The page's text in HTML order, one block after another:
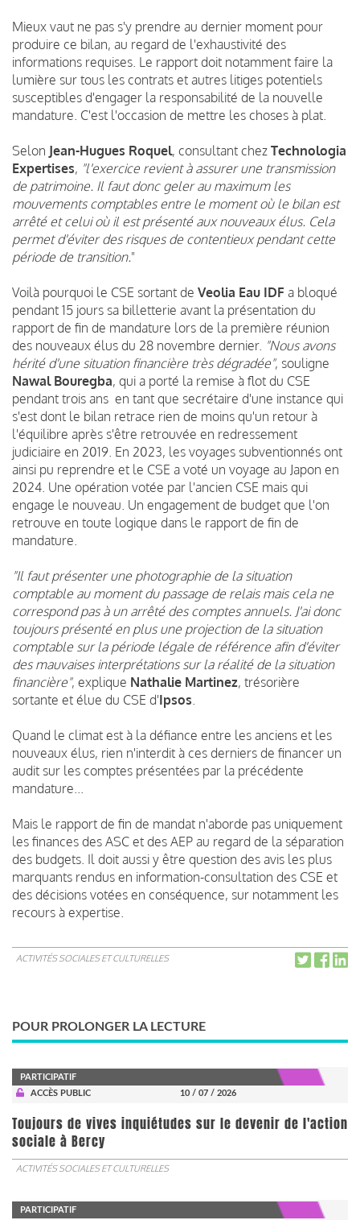
Mieux vaut ne pas s'y prendre au dernier moment pour
produire ce bilan, au regard de l'exhaustivité des
informations requises. Le rapport doit notamment faire la
lumière sur tous les contrats et autres litiges potentiels
susceptibles d'engager la responsabilité de la nouvelle
mandature. C'est l'occasion de mettre les choses à plat.
Selon Jean-Hugues Roquel, consultant chez Technologia
Expertises, "l'exercice revient à assurer une transmission
de patrimoine. Il faut donc geler au maximum les
mouvements comptables entre le moment où le bilan est
arrêté et celui où il est présenté aux nouveaux élus. Cela
permet d'éviter des risques de contentieux pendant cette
période de transition."
Voilà pourquoi le CSE sortant de Veolia Eau IDF a bloqué
pendant 15 jours sa billetterie avant la présentation du
rapport de fin de mandature lors de la première réunion
des nouveaux élus du 28 novembre dernier. "Nous avons
hérité d'une situation financière très dégradée", souligne
Nawal Bouregba, qui a porté la remise à flot du CSE
pendant trois ans en tant que secrétaire d'une instance qui
s'est dont le bilan retrace rien de moins qu'un retour à
l'équilibre après s'être retrouvée en redressement
judiciaire en 2019. En 2023, les voyages subventionnés ont
ainsi pu reprendre et le CSE a voté un voyage au Japon en
2024. Une opération votée par l'ancien CSE mais qui
engage le nouveau. Un engagement de budget que l'on
retrouve en toute logique dans le rapport de fin de
mandature.
"Il faut présenter une photographie de la situation
comptable au moment du passage de relais mais cela ne
correspond pas à un arrêté des comptes annuels. J'ai donc
toujours présenté en plus une projection de la situation
comptable sur la période légale de référence afin d'éviter
des mauvaises interprétations sur la réalité de la situation
financière", explique Nathalie Martinez, trésorière
sortante et élue du CSE d'Ipsos
Quand le climat est à la défiance entre les anciens et les
nouveaux élus, rien n'interdit à ces derniers de financer un
audit sur les comptes présentées par la précédente
mandature...
Mais le rapport de fin de mandat n'aborde pas uniquement
les finances des ASC et des AEP au regard de la séparation
des budgets. Il doit aussi y être question des avis les plus
marquants rendus en information-consultation des CSE et
des décisions votées en conséquence, sur notamment les
recours à expertise.
ACTIVITÉS SOCIALES ET CULTURELLES
POUR PROLONGER LA LECTURE
PARTICIPATIF
ACCÈS PUBLIC
10 / 07 / 2026
Toujours de vives inquiétudes sur le devenir de l'action
sociale à Bercy
ACTIVITÉS SOCIALES ET CULTURELLES
PARTICIPATIF